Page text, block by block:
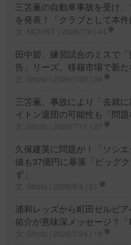
三笘薫の自動車事故を受け
を発表！「クラブとして本件
田中碧、練習試合のミスで
告」リーズ、移籍市場で新た
三笘薫、事故により「去就
イトン退団の可能性も「問題
久保建英に問題が！「ソシ
値も37億円に暴落「ビッグ
ず」
浦和レッズから町田ゼルビ
佑介が意味深メッセージ？「